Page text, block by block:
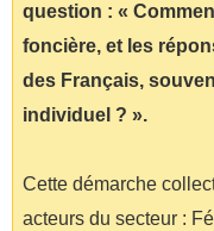
question : «
foncière, et les
des Français,
individuel ? ».
Cette démarche
acteurs du secteur :